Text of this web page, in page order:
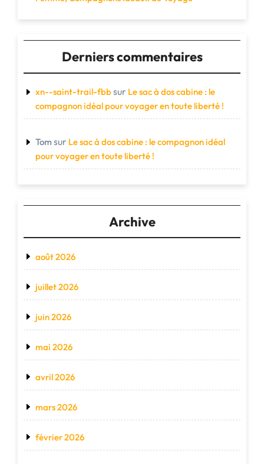
Derniers commentaires
xn--saint-trail-fbbsur Le sac à dos cabine : le
compagnon idéal pour voyager en toute liberté !
Tom sur Le sac à dos cabine : le compagnon idéal
pour voyager en toute liberté !
Archive
août 2026
juillet 2026
juin 2026
mai 2026
avril 2026
mars 2026
février 2026